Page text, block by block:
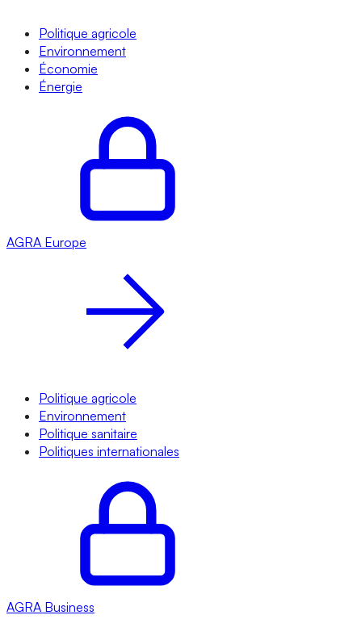
Politique agricole
Environnement
Économie
Énergie
AGRA Europe
Politique agricole
Environnement
Politique sanitaire
Politiques internationales
AGRA Business